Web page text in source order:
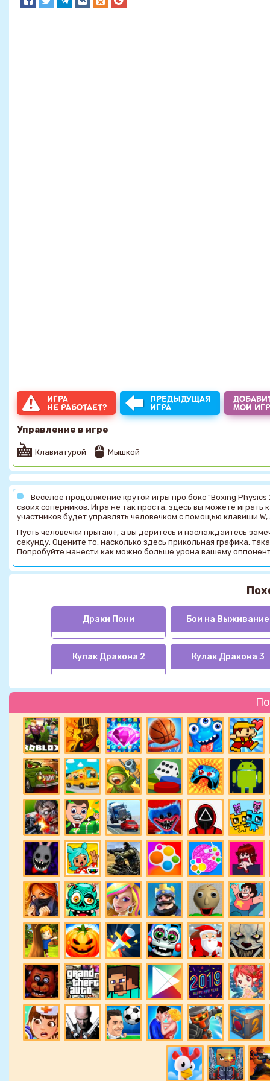
ИГРА
НЕ РАБОТАЕТ?
ПРЕДЫДУЩАЯ
ИГРА
МОИ
Управление в игре
Клавиатурой Мышкой
Веселое продолжение крутой игры про бокс "Boxing
своих соперников. Игра не так проста, здесь вы можете
участников будет управлять человечком с помощью клавиши
Пусть человечки прыгают, а вы деритесь и наслаждайтесь
секунду. Оцените то, насколько здесь прикольная графика,
Попробуйте нанести как можно больше урона вашему
Драки Пони Бои на Выживание
Кулак Дракона 2 Кулак Дракона 3